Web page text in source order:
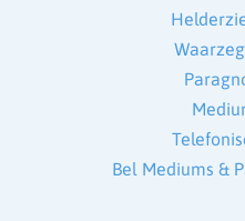
Bel Mediums &